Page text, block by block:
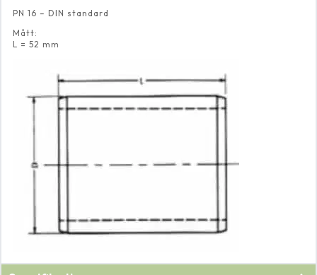
PN 16 – DIN standard
Mått:
L = 52 mm